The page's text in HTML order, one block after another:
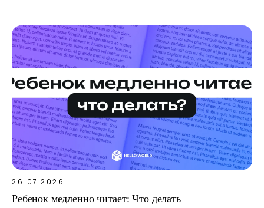
26.07.2026
Ребенок медленно читает: Что делать